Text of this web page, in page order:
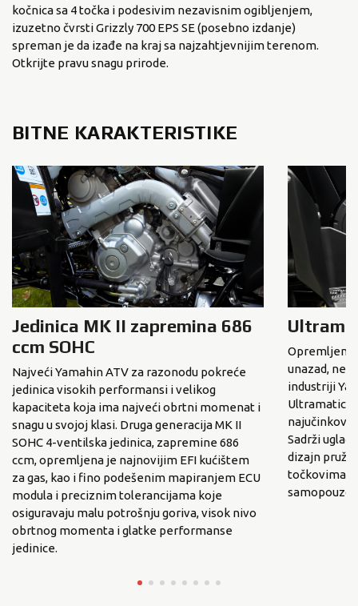
kočnica sa 4 točka i podesivim nezavisnim ogibljenjem,
izuzetno čvrsti Grizzly 700 EPS SE (posebno izdanje)
spreman je da izađe na kraj sa najzahtjevnijim terenom.
Otkrijte pravu snagu prirode.
BITNE KARAKTERISTIKE
Jedinica MK II zapremina 686
ccm SOHC
Najveći Yamahin ATV za razonodu pokreće
jedinica visokih performansi i velikog
kapaciteta koja ima najveći obrtni momenat i
snagu u svojoj klasi. Druga generacija MK II
SOHC 4-ventilska jedinica, zapremine 686
ccm, opremljena je najnovijim EFI kućištem
za gas, kao i fino podešenim mapiranjem ECU
modula i preciznim tolerancijama koje
osiguravaju malu potrošnju goriva, visok nivo
obrtnog momenta i glatke performanse
jedinice.
Opremljen
unazad,
industriji
Ultramatic®
Sadrži
dizajn pruža
točkovima